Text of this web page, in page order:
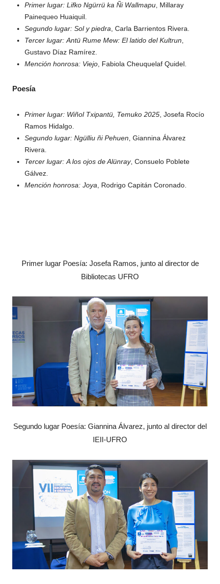
Primer lugar: Lifko Ngürrü ka Ñi Wallmapu, Millaray
Painequeo Huaiquil.
Segundo lugar: Sol y piedra , Carla Barrientos Rivera.
Tercer lugar: Antü Rume Mew: El latido del Kultrun
Gustavo Díaz Ramírez.
Mención honrosa: Viejo, Fabiola Cheuquelaf Quidel.
Poesía
Primer lugar: Wiñol Txipantü, Temuko 2025, Josefa Rocío
Ramos Hidalgo.
Segundo lugar: Ngülliu ñi Pehuen , Giannina Álvarez
Rivera.
Tercer lugar: A los ojos de Alünray, Consuelo Poblete
Gálvez.
Mención honrosa: Joya , Rodrigo Capitán Coronado.
Primer lugar Poesía: Josefa Ramos, junto al director de
Bibliotecas UFRO
Segundo lugar Poesía: Giannina Álvarez, junto al director del
IEII-UFRO